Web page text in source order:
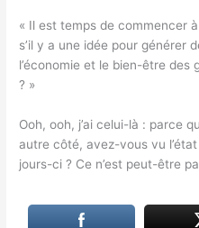
« Il est temps de commencer
s’il y a une idée pour générer
l’économie et le bien-être des
? »
Ooh, ooh, j’ai celui-là : parce
autre côté, avez-vous vu
jours-ci ? Ce n’est peut-être